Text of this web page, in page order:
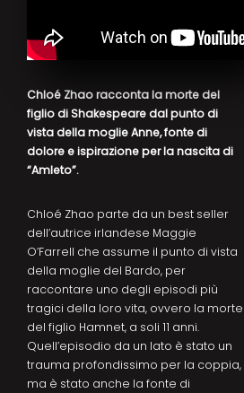
Chloé Zhao racconta la morte del
figlio di Shakespeare dal punto di
vista della moglie Anne, fonte di
dolore e ispirazione per la nascita di
“Amleto”.
Chloé Zhao parte da un best seller
dell’autrice irlandese Maggie
O’Farrell che assume il punto di vista
della moglie del Bardo, per
raccontare uno degli episodi più
tragici della loro vita, ovvero la morte
del figlio Hamnet, a soli 11 anni.
Quell’episodio da un lato è stato un
trauma profondissimo per la coppia,
ma è stato anche la fonte di